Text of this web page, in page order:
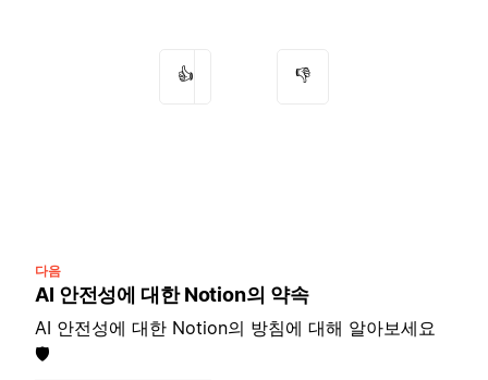
👍 👎
다음
AI 안전성에 대한 Notion의 약속
AI 안전성에 대한 Notion의 방침에 대해 알아보세요
🛡️